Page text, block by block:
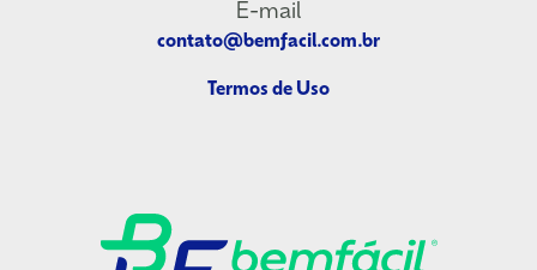
E-mail
contato@bemfacil.com.br
Termos de Uso